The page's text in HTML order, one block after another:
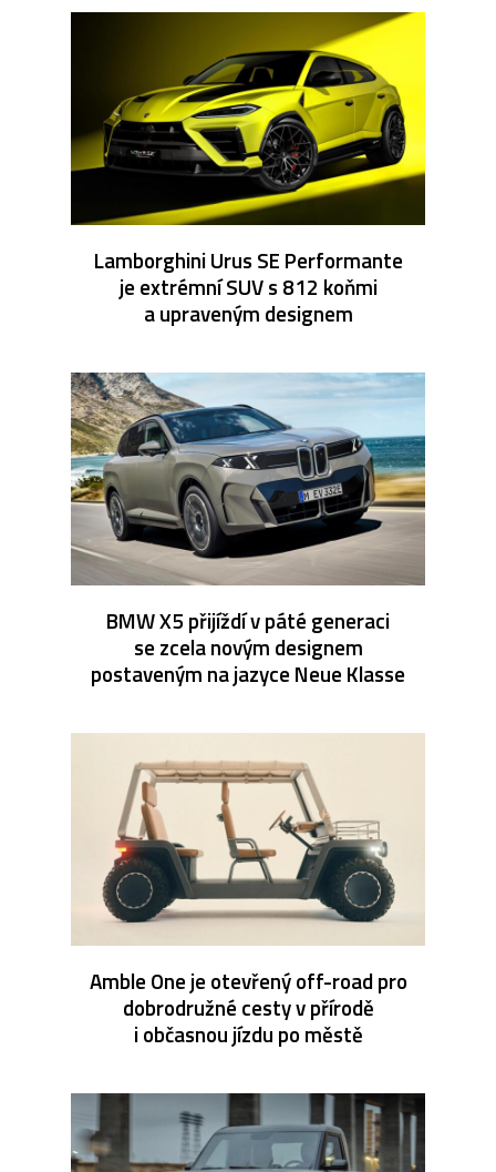
Lamborghini Urus SE Performante
je extrémní SUV s 812 koňmi
a upraveným designem
BMW X5 přijíždí v páté generaci
se zcela novým designem
postaveným na jazyce Neue Klasse
Amble One je otevřený off-road pro
dobrodružné cesty v přírodě
i občasnou jízdu po městě